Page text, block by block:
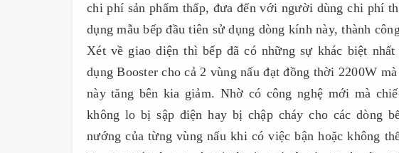
chi phí sản phẩm thấp, đưa đến với người dùng chi phí
dụng mẫu bếp đầu tiên sử dụng dòng kính này, thành
Xét về giao diện thì bếp đã có những sự khác biệt
dụng Booster cho cả 2 vùng nấu đạt đồng thời 2200W
này tăng bên kia giảm. Nhờ có công nghệ mới mà
không lo bị sập điện hay bị chập cháy cho các dòng
nướng của từng vùng nấu khi có việc bận hoặc không